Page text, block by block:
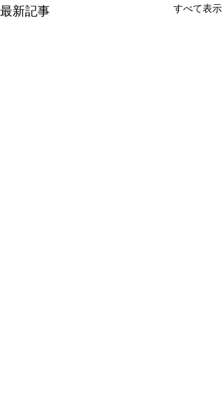
最新記事 すべて表示